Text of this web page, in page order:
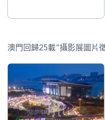
澳門回歸25載”攝影展圖片